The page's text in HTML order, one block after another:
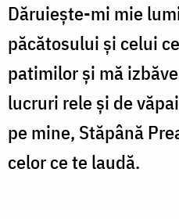
Dăruieşte-mi mie
păcătosului şi celui
patimilor şi mă
lucruri rele şi de
pe mine, Stăpână
celor ce te laudă.